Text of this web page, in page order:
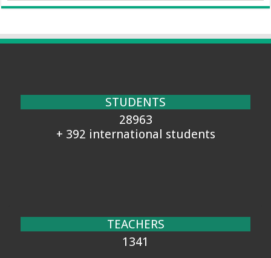
STUDENTS
28963
+ 392 international students
TEACHERS
1341